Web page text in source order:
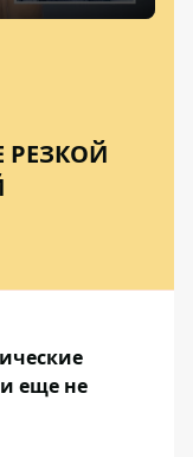
РЕЗКОЙ
еще не